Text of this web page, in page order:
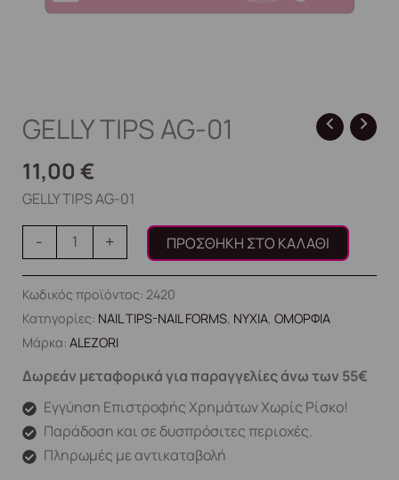
GELLY TIPS AG-01
11,00 €
GELLY TIPS AG-01
- + ΠΡΟΣΘΉΚΗ ΣΤΟ ΚΑΛΆΘΙ
Κωδικός προϊόντος: 2420
Κατηγορίες: NAIL TIPS-NAIL FORMS, ΝΥΧΙΑ, ΟΜΟΡΦΙΑ
Μάρκα: ALEZORI
Δωρεάν μεταφορικά για παραγγελίες άνω των 55€
Εγγύηση Επιστροφής Χρημάτων Χωρίς Ρίσκο!
Παράδοση και σε δυσπρόσιτες περιοχές.
Πληρωμές με αντικαταβολή